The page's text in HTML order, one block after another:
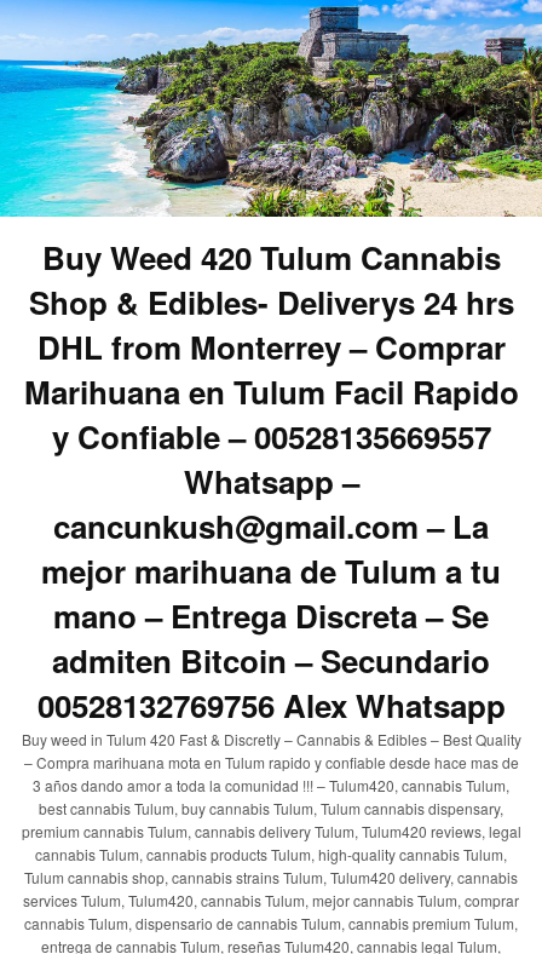
Buy Weed 420 Tulum Cannabis
Shop & Edibles- Deliverys 24 hrs
DHL from Monterrey – Comprar
Marihuana en Tulum Facil Rapido
y Confiable – 00528135669557
Whatsapp –
cancunkush@gmail.com – La
mejor marihuana de Tulum a tu
mano – Entrega Discreta – Se
admiten Bitcoin – Secundario
00528132769756 Alex Whatsapp
Buy weed in Tulum 420 Fast & Discretly – Cannabis & Edibles – Best Quality
– Compra marihuana mota en Tulum rapido y confiable desde hace mas de
3 años dando amor a toda la comunidad !!! – Tulum420, cannabis Tulum,
best cannabis Tulum, buy cannabis Tulum, Tulum cannabis dispensary,
premium cannabis Tulum, cannabis delivery Tulum, Tulum420 reviews, legal
cannabis Tulum, cannabis products Tulum, high-quality cannabis Tulum,
Tulum cannabis shop, cannabis strains Tulum, Tulum420 delivery, cannabis
services Tulum, Tulum420, cannabis Tulum, mejor cannabis Tulum, comprar
cannabis Tulum, dispensario de cannabis Tulum, cannabis premium Tulum,
entrega de cannabis Tulum, reseñas Tulum420, cannabis legal Tulum,